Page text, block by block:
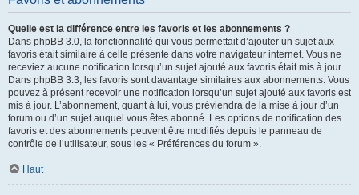
Quelle est la différence entre les favoris et les abonnements ?
Dans phpBB 3.0, la fonctionnalité qui vous permettait d’ajouter un sujet aux
favoris était similaire à celle présente dans votre navigateur internet. Vous ne
receviez aucune notification lorsqu’un sujet ajouté aux favoris était mis à jour.
Dans phpBB 3.3, les favoris sont davantage similaires aux abonnements. Vous
pouvez à présent recevoir une notification lorsqu’un sujet ajouté aux favoris est
mis à jour. L’abonnement, quant à lui, vous préviendra de la mise à jour d’un
forum ou d’un sujet auquel vous êtes abonné. Les options de notification des
favoris et des abonnements peuvent être modifiés depuis le panneau de
contrôle de l’utilisateur, sous les « Préférences du forum ».
Haut